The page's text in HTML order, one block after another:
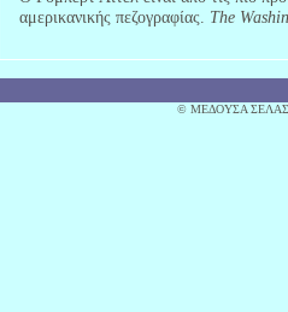
αμερικανικής πεζογραφίας. The
© MΕΔΟΥΣΑ